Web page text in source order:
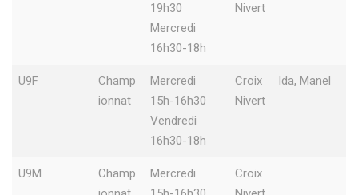
19h30
Mercredi
16h30-18h
Nivert
U9F
Champ
ionnat
Mercredi
15h-16h30
Vendredi
16h30-18h
Croix
Nivert
Ida, Manel
U9M
Champ
Mercredi
Croix